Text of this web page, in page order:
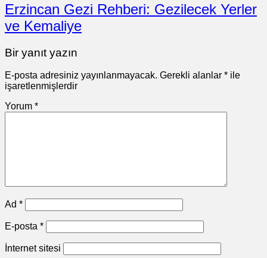
Erzincan Gezi Rehberi: Gezilecek Yerler
ve Kemaliye
Bir yanıt yazın
E-posta adresiniz yayınlanmayacak. Gerekli alanlar * ile
işaretlenmişlerdir
Yorum *
Ad *
E-posta *
İnternet sitesi